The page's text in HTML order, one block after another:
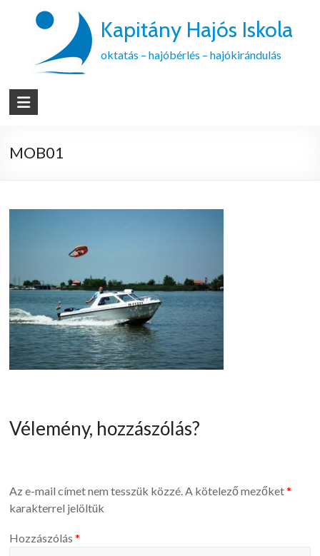
Kapitány Hajós Iskola
oktatás – hajóbérlés – hajókirándulás
MOB01
Vélemény, hozzászólás?
Az e-mail címet nem tesszük közzé.A kötelező mezőket*
karakterrel jelöltük
Hozzászólás*